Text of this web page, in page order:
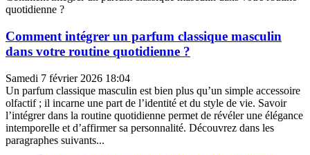
quotidienne ?
Comment intégrer un parfum classique masculin
dans votre routine quotidienne ?
Samedi 7 février 2026 18:04
Un parfum classique masculin est bien plus qu’un simple accessoire
olfactif ; il incarne une part de l’identité et du style de vie. Savoir
l’intégrer dans la routine quotidienne permet de révéler une élégance
intemporelle et d’affirmer sa personnalité. Découvrez dans les
paragraphes suivants...